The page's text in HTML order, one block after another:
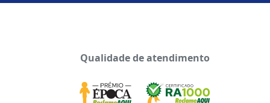
Qualidade de atendimento